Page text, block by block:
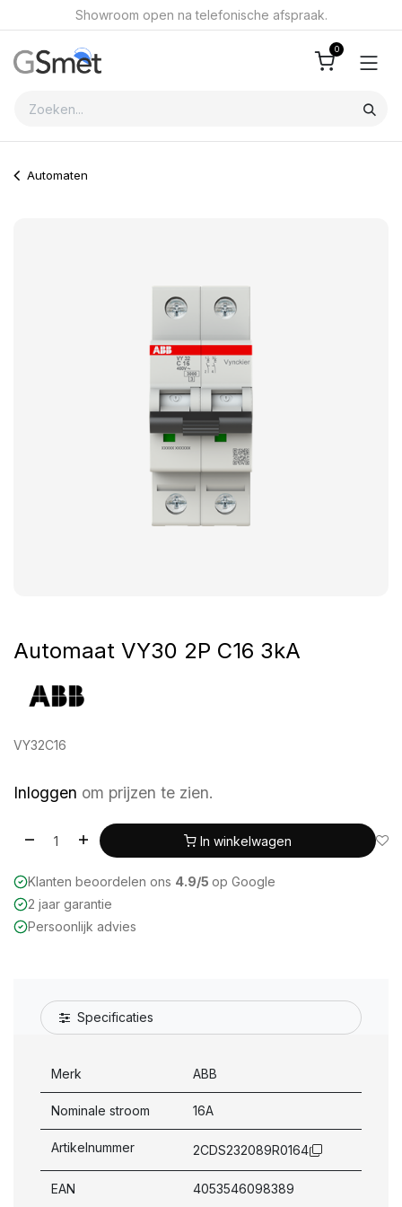
Overslaan naar inhoudShowroom open na telefonische afspraak.
0
Automaten
Automaat VY30 2P C16 3kA
VY32C16
Inloggen om prijzen te zien.
In winkelwagen
Klanten beoordelen ons 4.9/5 op Google
2 jaar garantie
Persoonlijk advies
Specificaties
Merk ABB
Nominale stroom 16A
Artikelnummer 2CDS232089R0164
EAN 4053546098389